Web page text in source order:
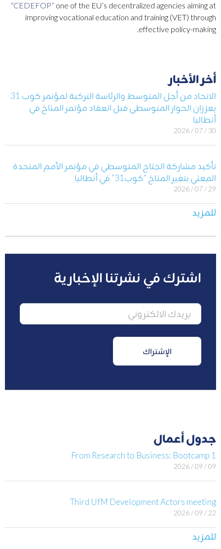
“CEDEFOP” one of the EU’s decentralized agencies aiming at
improving vocational education and training (VET) through
effective policy-making.
أخر الأخبار
الاتحاد من أجل المتوسط والرئاسة التركية لمؤتمر كوب 31
يعززان الحوار المتوسطي قبل انعقاد مؤتمر المناخ في
أنطاليا
30 / 07 / 2026
تأكيد مشاركة الجناح المتوسطي في مؤتمر الأمم المتحدة
المعني بتغير المناخ “كوب31” في أنطاليا
29 / 07 / 2026
للمزيد
اشترك في نشرتنا الإخبارية
جدول أعمال
From Research to Business: Bootcamp 1
09 / 09 / 2026
Third UfM Development Actors meeting
22 / 09 / 2026
للمزيد